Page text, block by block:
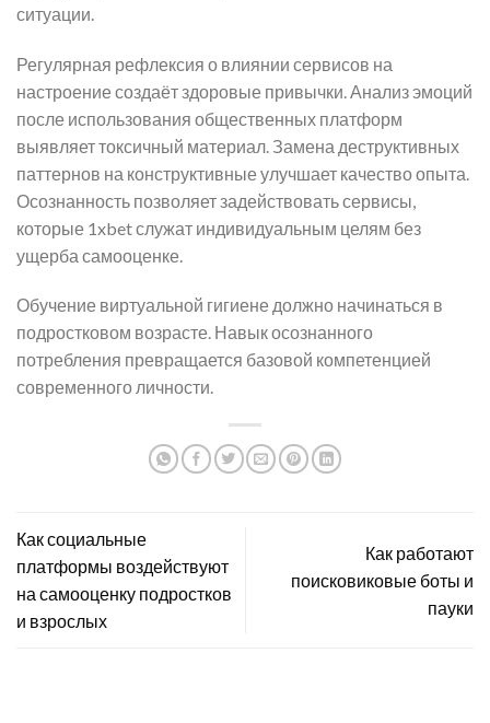
ситуации.
Регулярная рефлексия о влиянии сервисов на
настроение создаёт здоровые привычки. Анализ эмоций
после использования общественных платформ
выявляет токсичный материал. Замена деструктивных
паттернов на конструктивные улучшает качество опыта.
Осознанность позволяет задействовать сервисы,
которые 1xbet служат индивидуальным целям без
ущерба самооценке.
Обучение виртуальной гигиене должно начинаться в
подростковом возрасте. Навык осознанного
потребления превращается базовой компетенцией
современного личности.
Как социальные
платформы воздействуют
на самооценку подростков
и взрослых
Как работают
поисковиковые боты и
пауки